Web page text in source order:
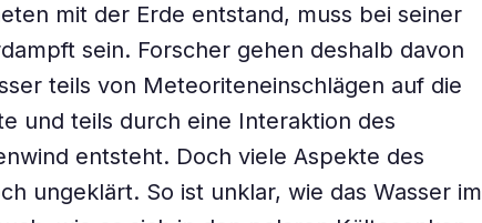
mit der Erde entstand, muss bei seiner
sein. Forscher gehen deshalb davon
teils von Meteoriteneinschlägen auf die
und teils durch eine Interaktion des
entsteht. Doch viele Aspekte des
ungeklärt. So ist unklar, wie das Wasser im